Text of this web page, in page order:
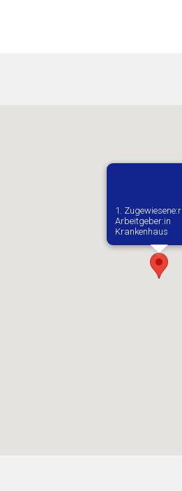
1. Zugewiesene:r
Arbeitgeber:in​
Krankenhaus